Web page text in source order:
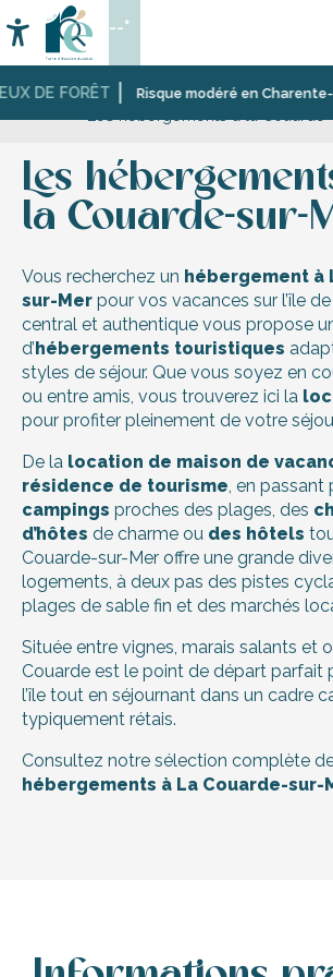
au
contenu
principal
DE FORÊT Risque modéré en
Accessibilité
Recherche
--°
Accueil
Découvrir
Dix
paysages
multiples
La
Les
la Couarde-sur-
Vous recherchez un hébergement à
sur-Mer pour vos vacances sur l’île
central et authentique vous propose
d’hébergements touristiques
styles de séjour. Que vous soyez en
ou entre amis, vous trouverez ici la
pour profiter pleinement de votre séjour
De la location de maison de
résidence de tourisme, en passant
campings proches des plages, des
d’hôtes de charme ou des hôtels
Couarde-sur-Mer offre une grande
logements, à deux pas des pistes
plages de sable fin et des marchés
Située entre vignes, marais salants et
Couarde est le point de départ parfait
l’île tout en séjournant dans un cadre
typiquement rétais.
Consultez notre sélection complète
hébergements à La Couarde-sur-
Maison La Belle Adorée